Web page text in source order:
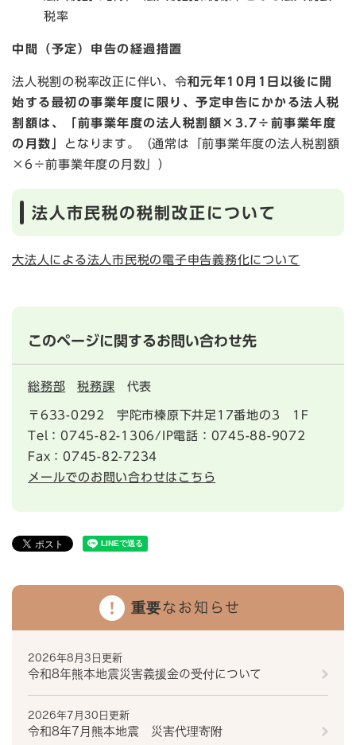
税率
中間（予定）申告の経過措置
法人税割の税率改正に伴い、令和元年10月1日以後に開
始する最初の事業年度に限り、予定申告にかかる法人税
割額は、「前事業年度の法人税割額×3.7÷前事業年度
の月数」
となります。（通常は「前事業年度の法人税割額
×6÷前事業年度の月数」）
法人市民税の税制改正について
大法人による法人市民税の電子申告義務化について
このページに関するお問い合わせ先
総務部 税務課 代表
〒633-0292
宇陀市榛原下井足17番地の3 1F
Tel：0745-82-1306/IP電話：0745-88-9072
Fax：0745-82-7234
メールでのお問い合わせはこちら
重要なお知らせ
2026年8月3日更新
令和8年熊本地震災害義援金の受付について
2026年7月30日更新
令和8年7月熊本地震 災害代理寄附